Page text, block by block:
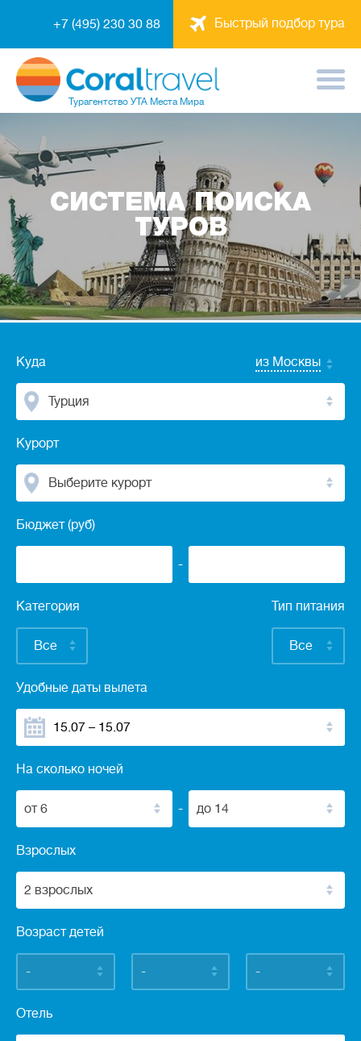
Быстрый подбор тура
+7 (495) 230 30 88
Турагентство УТА Места Мира
СИСТЕМА ПОИСКА
ТУРОВ
Куда из Москвы
Турция
Курорт
Выберите курорт
Бюджет (руб)
-
Категория
Все
Тип питания
Все
Удобные даты вылета
На сколько ночей
от 6 - до 14
Взрослых
2 взрослых
Возраст детей
- - -
Отель